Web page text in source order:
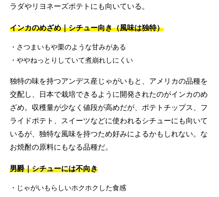
ラダやリヨネーズポテトにも向いている。
インカのめざめ｜シチュー向き（風味は独特）
さつまいもや栗のような甘みがある
ややねっとりしていて煮崩れしにくい
独特の味を持つアンデス産じゃがいもと、アメリカの品種を
交配し、日本で栽培できるように開発されたのがインカのめ
ざめ。収穫量が少なく値段が高めだが、ポテトチップス、フ
ライドポテト、スイーツなどに使われるシチューにも向いて
いるが、独特な風味を持つため好みによるかもしれない。な
お焼酎の原料にもなる品種だ。
男爵｜シチューには不向き
じゃがいもらしいホクホクした食感